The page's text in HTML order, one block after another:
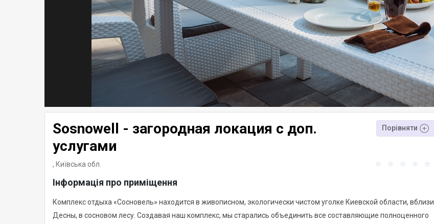
Sosnowell - загородная локация с доп.
услугами
Порівняти
, Київська обл.
Інформація про приміщення
Комплекс отдыха «Сосновель» находится в живописном, экологически чистом уголке Киевской области, вблизи
Десны, в сосновом лесу. Создавая наш комплекс, мы старались объединить все составляющие полноценного